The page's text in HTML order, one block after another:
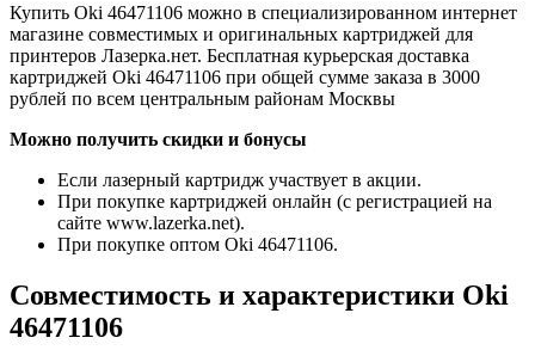
Купить Oki 46471106 можно в специализированном интернет
магазине совместимых и оригинальных картриджей для
принтеров Лазерка.нет. Бесплатная курьерская доставка
картриджей Oki 46471106 при общей сумме заказа в 3000
рублей по всем центральным районам Москвы
Можно получить скидки и бонусы
Если лазерный картридж участвует в акции.
При покупке картриджей онлайн (с регистрацией на
сайте www.lazerka.net).
При покупке оптом Oki 46471106.
Совместимость и характеристики Oki
46471106